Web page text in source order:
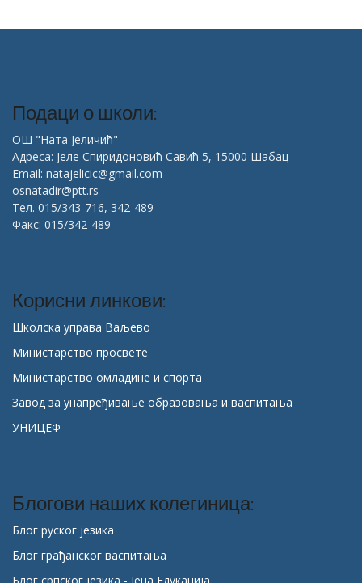
Подаци о школи:
ОШ "Ната Јеличић"
Адреса: Јеле Спиридоновић Савић 5, 15000 Шабац
Email: natajelicic@gmail.com
osnatadir@ptt.rs
Тел. 015/343-716, 342-489
Факс: 015/342-489
Корисни линкови:
Школска управа Ваљево
Министарство просвете
Министарство омладине и спорта
Завод за унапређивање образовања и васпитања
УНИЦЕФ
Блогови наших колегиница:
Блог руског језика
Блог грађанског васпитања